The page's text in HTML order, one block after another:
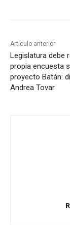
Artículo anterior
Legislatura debe
propia encuesta
proyecto Batán:
Andrea Tovar